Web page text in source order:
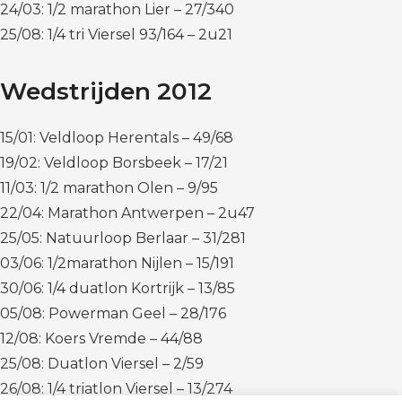
24/03: 1/2 marathon Lier – 27/340
25/08: 1/4 tri Viersel 93/164 – 2u21
Wedstrijden 2012
15/01: Veldloop Herentals – 49/68
19/02: Veldloop Borsbeek – 17/21
11/03: 1/2 marathon Olen – 9/95
22/04: Marathon Antwerpen – 2u47
25/05: Natuurloop Berlaar – 31/281
03/06: 1/2marathon Nijlen – 15/191
30/06: 1/4 duatlon Kortrijk – 13/85
05/08: Powerman Geel – 28/176
12/08: Koers Vremde – 44/88
25/08: Duatlon Viersel – 2/59
26/08: 1/4 triatlon Viersel – 13/274